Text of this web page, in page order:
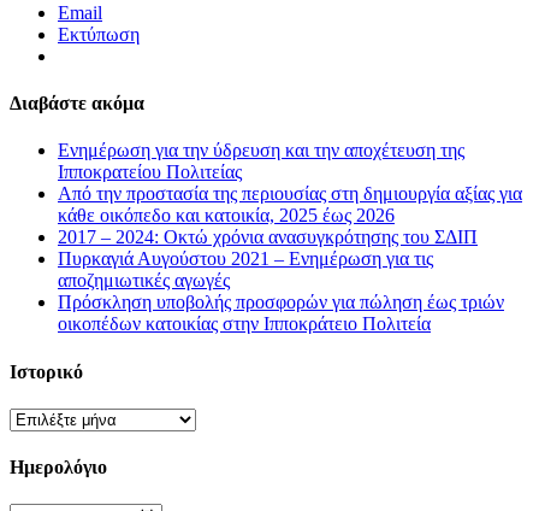
Email
Εκτύπωση
Διαβάστε ακόμα
Ενημέρωση για την ύδρευση και την αποχέτευση της
Ιπποκρατείου Πολιτείας
Από την προστασία της περιουσίας στη δημιουργία αξίας για
κάθε οικόπεδο και κατοικία, 2025 έως 2026
2017 – 2024: Οκτώ χρόνια ανασυγκρότησης του ΣΔΙΠ
Πυρκαγιά Αυγούστου 2021 – Ενημέρωση για τις
αποζημιωτικές αγωγές
Πρόσκληση υποβολής προσφορών για πώληση έως τριών
οικοπέδων κατοικίας στην Ιπποκράτειο Πολιτεία
Ιστορικό
Ιστορικό
Ημερολόγιο